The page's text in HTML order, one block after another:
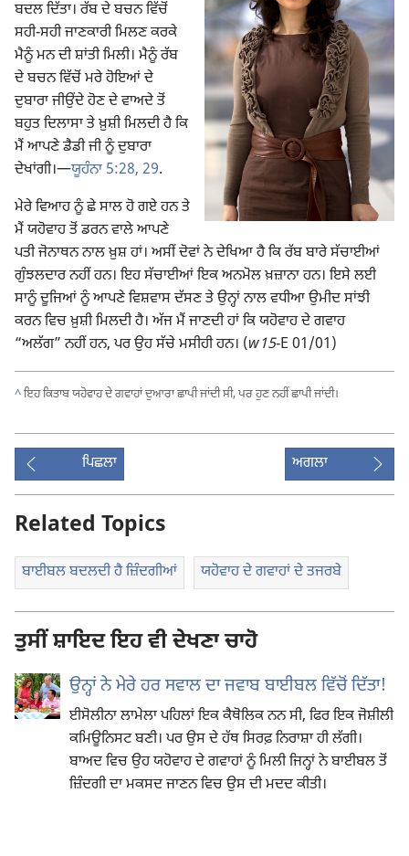
ਬਦਲ ਦਿੱਤਾ। ਰੱਬ ਦੇ ਬਚਨ ਵਿੱਚੋਂ
ਸਹੀ-ਸਹੀ ਜਾਣਕਾਰੀ ਮਿਲਣ ਕਰਕੇ
ਮੈਨੂੰ ਮਨ ਦੀ ਸ਼ਾਂਤੀ ਮਿਲੀ। ਮੈਨੂੰ ਰੱਬ
ਦੇ ਬਚਨ ਵਿੱਚੋਂ ਮਰੇ ਹੋਇਆਂ ਦੇ
ਦੁਬਾਰਾ ਜੀਉਂਦੇ ਹੋਣ ਦੇ ਵਾਅਦੇ ਤੋਂ
ਬਹੁਤ ਦਿਲਾਸਾ ਤੇ ਖ਼ੁਸ਼ੀ ਮਿਲਦੀ ਹੈ ਕਿ
ਮੈਂ ਆਪਣੇ ਡੈਡੀ ਜੀ ਨੂੰ ਦੁਬਾਰਾ
ਦੇਖਾਂਗੀ।—ਯੂਹੰਨਾ 5:28, 29.
ਮੇਰੇ ਵਿਆਹ ਨੂੰ ਛੇ ਸਾਲ ਹੋ ਗਏ ਹਨ ਤੇ
ਮੈਂ ਯਹੋਵਾਹ ਤੋਂ ਡਰਨ ਵਾਲੇ ਆਪਣੇ
ਪਤੀ ਜੋਨਾਥਨ ਨਾਲ ਖ਼ੁਸ਼ ਹਾਂ। ਅਸੀਂ ਦੋਵਾਂ ਨੇ ਦੇਖਿਆ ਹੈ ਕਿ ਰੱਬ ਬਾਰੇ ਸੱਚਾਈਆਂ
ਗੁੰਝਲਦਾਰ ਨਹੀਂ ਹਨ। ਇਹ ਸੱਚਾਈਆਂ ਇਕ ਅਨਮੋਲ ਖ਼ਜ਼ਾਨਾ ਹਨ। ਇਸੇ ਲਈ
ਸਾਨੂੰ ਦੂਜਿਆਂ ਨੂੰ ਆਪਣੇ ਵਿਸ਼ਵਾਸ ਦੱਸਣ ਤੇ ਉਨ੍ਹਾਂ ਨਾਲ ਵਧੀਆ ਉਮੀਦ ਸਾਂਝੀ
ਕਰਨ ਵਿਚ ਖ਼ੁਸ਼ੀ ਮਿਲਦੀ ਹੈ। ਅੱਜ ਮੈਂ ਜਾਣਦੀ ਹਾਂ ਕਿ ਯਹੋਵਾਹ ਦੇ ਗਵਾਹ
“ਅਲੱਗ” ਨਹੀਂ ਹਨ, ਪਰ ਉਹ ਸੱਚੇ ਮਸੀਹੀ ਹਨ। (w15-E 01/01)
^ਇਹ ਕਿਤਾਬ ਯਹੋਵਾਹ ਦੇ ਗਵਾਹਾਂ ਦੁਆਰਾ ਛਾਪੀ ਜਾਂਦੀ ਸੀ, ਪਰ ਹੁਣ ਨਹੀਂ ਛਾਪੀ ਜਾਂਦੀ।
ਪਿਛਲਾ ਅਗਲਾ
Related Topics
ਬਾਈਬਲ ਬਦਲਦੀ ਹੈ ਜ਼ਿੰਦਗੀਆਂ ਯਹੋਵਾਹ ਦੇ ਗਵਾਹਾਂ ਦੇ ਤਜਰਬੇ
ਤੁਸੀਂ ਸ਼ਾਇਦ ਇਹ ਵੀ ਦੇਖਣਾ ਚਾਹੋ
ਉਨ੍ਹਾਂ ਨੇ ਮੇਰੇ ਹਰ ਸਵਾਲ ਦਾ ਜਵਾਬ ਬਾਈਬਲ ਵਿੱਚੋਂ ਦਿੱਤਾ!
ਈਸੋਲੀਨਾ ਲਾਮੇਲਾ ਪਹਿਲਾਂ ਇਕ ਕੈਥੋਲਿਕ ਨਨ ਸੀ, ਫਿਰ ਇਕ ਜੋਸ਼ੀਲੀ
ਕਮਿਊਨਿਸਟ ਬਣੀ। ਪਰ ਉਸ ਦੇ ਹੱਥ ਸਿਰਫ਼ ਨਿਰਾਸ਼ਾ ਹੀ ਲੱਗੀ।
ਬਾਅਦ ਵਿਚ ਉਹ ਯਹੋਵਾਹ ਦੇ ਗਵਾਹਾਂ ਨੂੰ ਮਿਲੀ ਜਿਨ੍ਹਾਂ ਨੇ ਬਾਈਬਲ ਤੋਂ
ਜ਼ਿੰਦਗੀ ਦਾ ਮਕਸਦ ਜਾਣਨ ਵਿਚ ਉਸ ਦੀ ਮਦਦ ਕੀਤੀ।